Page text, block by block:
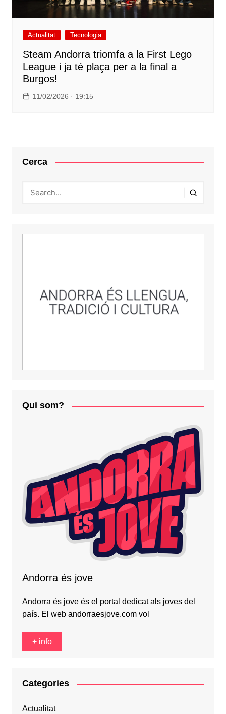
Actualitat Tecnologia
Steam Andorra triomfa a la First Lego
League i ja té plaça per a la final a
Burgos!
11/02/2026 · 19:15
Cerca
Qui som?
Andorra és jove
Andorra és jove és el portal dedicat als joves del
país. El web andorraesjove.com vol
+ info
Categories
Actualitat